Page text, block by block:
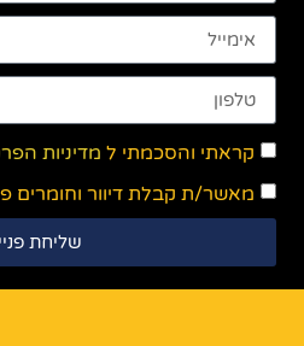
קראתי והסכמתי ל מדיניות
מאשר/ת קבלת דיוור וחומרים
שליחת